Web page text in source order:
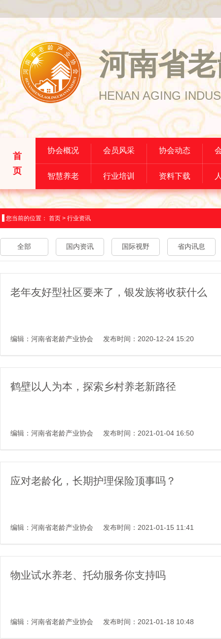
河南省
HENAN AGING
首
页
协会概况 会员风采 协会动态
智慧养老 行业培训 资料下载
您当前的位置： 首页 > 行业资讯
全部 国内资讯 国际视野 省内讯息
老年友好型社区要来了，银发族将收获什么
编辑：河南省老龄产业协会 发布时间：2020-12-24 15:20
鹤壁以人为本，探索乡村养老新路径
编辑：河南省老龄产业协会 发布时间：2021-01-04 16:50
应对老龄化，长期护理保险顶事吗？
编辑：河南省老龄产业协会 发布时间：2021-01-15 11:41
物业试水养老、托幼服务你支持吗
编辑：河南省老龄产业协会 发布时间：2021-01-18 10:48